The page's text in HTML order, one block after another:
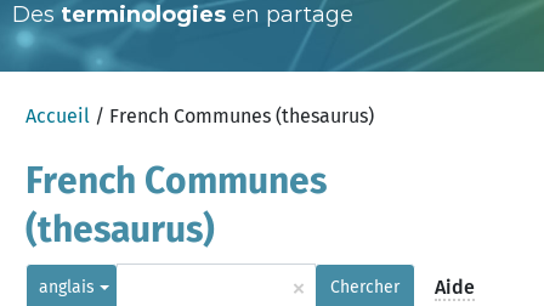
Des terminologies en partage
Accueil / French Communes (thesaurus)
French Communes
(thesaurus)
anglais × Chercher Aide